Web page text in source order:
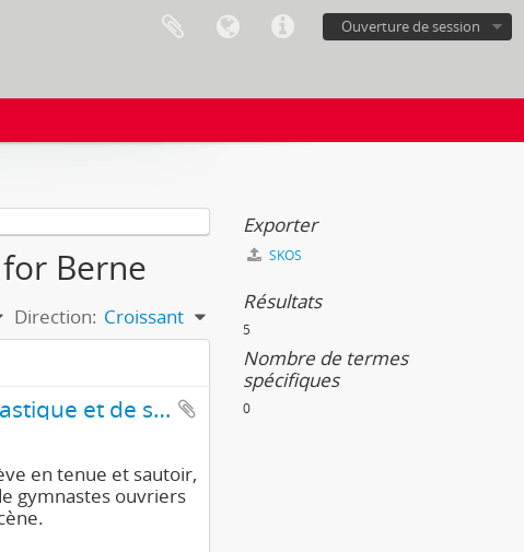
Ouverture de session
Berne
Direction: Croissant
3e Fête centrale ouvrière de gymnastique et de sports 1926, Berne
en tenue et sautoir,
gymnastes ouvriers
Exporter
SKOS
Résultats
5
Nombre de termes
spécifiques
0